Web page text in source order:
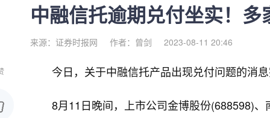
中融信托逾期兑付坐实！
来源：证券时报网 作者：曾剑 2023-08-11 20:46
今日，关于中融信托产品出现兑付问题的消
8月11日晚间，上市公司金博股份(688598)